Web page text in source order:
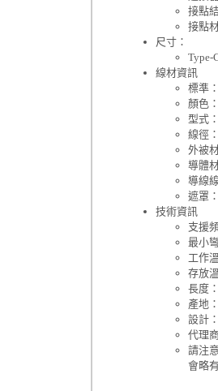
接點
接點
尺寸：
Type-
線材資訊
標準
顏色
型式
線徑
外被
導體
導線
遮罩
技術資訊
支援
最小
工作
存放
長度
產地
設計
代理
請注
會略